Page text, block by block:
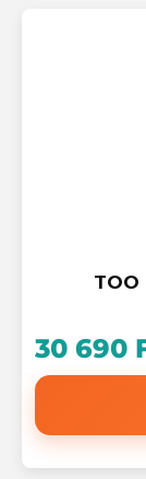
30 690